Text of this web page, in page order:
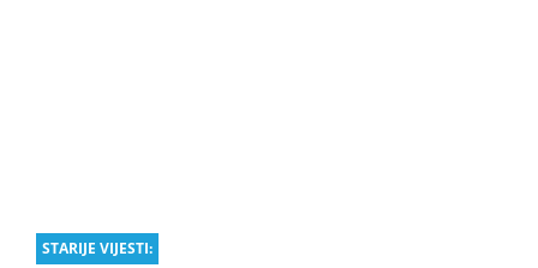
STARIJE VIJESTI: